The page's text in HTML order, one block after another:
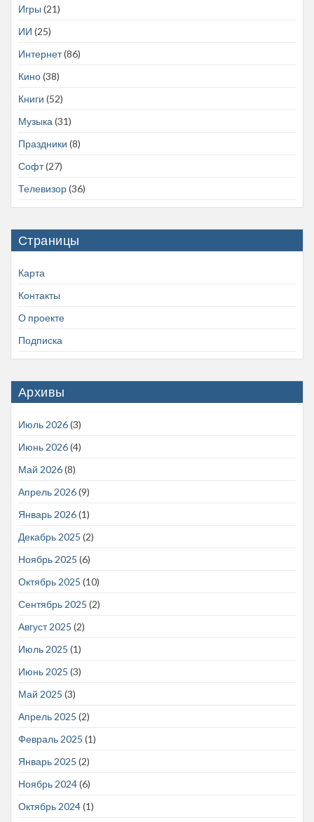
Игры (21)
ИИ (25)
Интернет(86)
Кино(38)
Книги (52)
Музыка(31)
Праздники (8)
Софт(27)
Телевизор(36)
Страницы
Карта
Контакты
О проекте
Подписка
Архивы
Июль 2026(3)
Июнь 2026(4)
Май 2026(8)
Апрель 2026(9)
Январь 2026(1)
Декабрь 2025 (2)
Ноябрь 2025 (6)
Октябрь 2025 (10)
Сентябрь 2025 (2)
Август 2025 (2)
Июль 2025 (1)
Июнь 2025 (3)
Май 2025 (3)
Апрель 2025 (2)
Февраль 2025 (1)
Январь 2025 (2)
Ноябрь 2024(6)
Октябрь 2024(1)